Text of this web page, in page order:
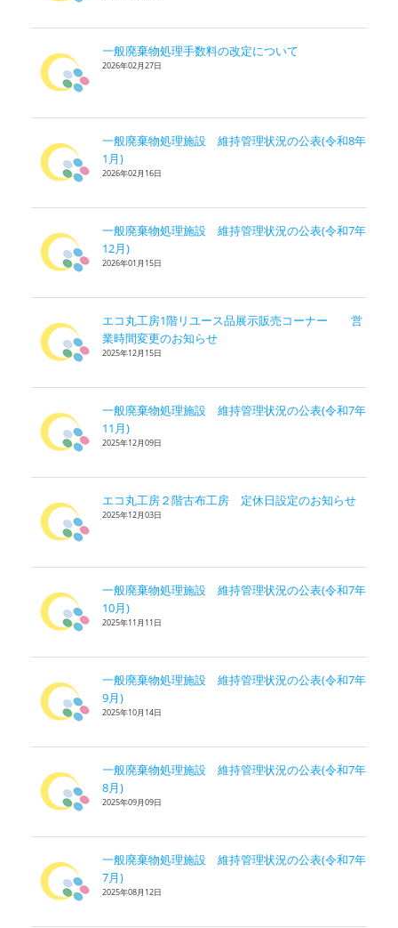
一般廃棄物処理手数料の改定について
2026年02月27日
一般廃棄物処理施設 維持管理状況の公表(令和8年
1月)
2026年02月16日
一般廃棄物処理施設 維持管理状況の公表(令和7年
12月)
2026年01月15日
エコ丸工房1階リユース品展示販売コーナー 営
業時間変更のお知らせ
2025年12月15日
一般廃棄物処理施設 維持管理状況の公表(令和7年
11月)
2025年12月09日
エコ丸工房２階古布工房 定休日設定のお知らせ
2025年12月03日
一般廃棄物処理施設 維持管理状況の公表(令和7年
10月)
2025年11月11日
一般廃棄物処理施設 維持管理状況の公表(令和7年
9月)
2025年10月14日
一般廃棄物処理施設 維持管理状況の公表(令和7年
8月)
2025年09月09日
一般廃棄物処理施設 維持管理状況の公表(令和7年
7月)
2025年08月12日